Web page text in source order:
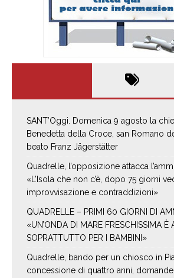
SANT’Oggi. Domenica 9 agosto la
Benedetta della Croce, san Romano
beato Franz Jägerstätter
Quadrelle, l’opposizione attacca
«L’Isola che non c’è, dopo 75 giorni
improvvisazione e contraddizioni»
QUADRELLE – PRIMI 60 GIORNI DI
«UN’ONDA DI MARE FRESCHISSIMA È
SOPRATTUTTO PER I BAMBINI»
Quadrelle, bando per un chiosco in
concessione di quattro anni,